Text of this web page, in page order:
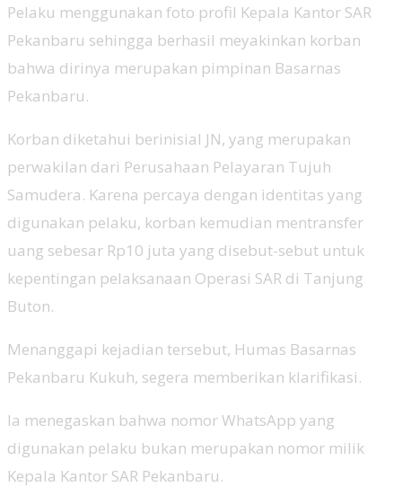
Pelaku menggunakan foto profil Kepala Kantor SAR
Pekanbaru sehingga berhasil meyakinkan korban
bahwa dirinya merupakan pimpinan Basarnas
Pekanbaru.
Korban diketahui berinisial JN, yang merupakan
perwakilan dari Perusahaan Pelayaran Tujuh
Samudera. Karena percaya dengan identitas yang
digunakan pelaku, korban kemudian mentransfer
uang sebesar Rp10 juta yang disebut-sebut untuk
kepentingan pelaksanaan Operasi SAR di Tanjung
Buton.
Menanggapi kejadian tersebut, Humas Basarnas
Pekanbaru Kukuh, segera memberikan klarifikasi.
Ia menegaskan bahwa nomor WhatsApp yang
digunakan pelaku bukan merupakan nomor milik
Kepala Kantor SAR Pekanbaru.